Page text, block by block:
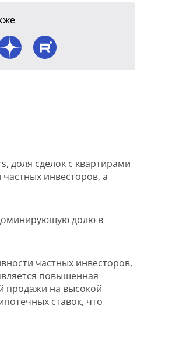
доля сделок с квартирами
инвесторов, а
доминирующую долю в
частных инвесторов,
повышенная
продажи на высокой
ставок, что